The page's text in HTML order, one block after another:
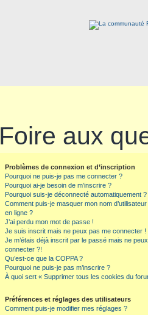
Foire aux
Problèmes de connexion et d’inscription
Pourquoi ne puis-je pas me connecter ?
Pourquoi ai-je besoin de m’inscrire ?
Pourquoi suis-je déconnecté automatiquement ?
Comment puis-je masquer mon nom
en ligne ?
J’ai perdu mon mot de passe !
Je suis inscrit mais ne peux pas me connecter !
Je m’étais déjà inscrit par le passé mais ne
connecter ?!
Qu’est-ce que la COPPA ?
Pourquoi ne puis-je pas m’inscrire ?
À quoi sert « Supprimer tous les cookies du
Préférences et réglages des utilisateurs
Comment puis-je modifier mes réglages ?